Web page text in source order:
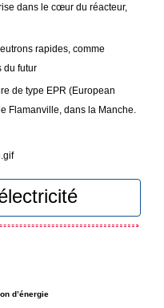
dans le cœur du réacteur,
rapides, comme
du futur
de type EPR (European
Flamanville, dans la Manche.
d’énergie